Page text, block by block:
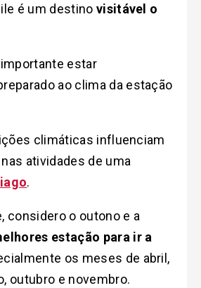
é um destino visitável o
estar
ao clima da estação
climáticas influenciam
atividades de uma
.
considero o outono e a
estação para ir a
os meses de abril,
outubro e novembro.